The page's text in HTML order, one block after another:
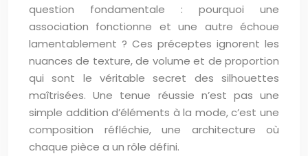
question fondamentale : pourquoi une
association fonctionne et une autre échoue
lamentablement ? Ces préceptes ignorent les
nuances de texture, de volume et de proportion
qui sont le véritable secret des silhouettes
maîtrisées. Une tenue réussie n’est pas une
simple addition d’éléments à la mode, c’est une
composition réfléchie, une architecture où
chaque pièce a un rôle défini.